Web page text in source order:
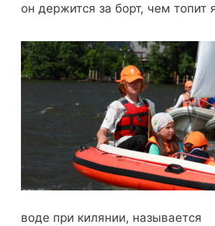
он держится за борт, чем топит
воде при килянии, называется